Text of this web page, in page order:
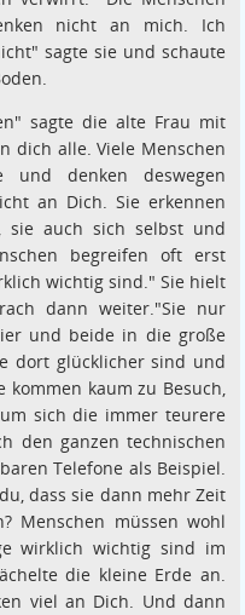
nicht an mich. Ich
sagte sie und schaute
sagte die alte Frau mit
dich alle. Viele Menschen
denken deswegen
an Dich. Sie erkennen
auch sich selbst und
begreifen oft erst
wichtig sind." Sie hielt
dann weiter."Sie nur
und beide in die große
dort glücklicher sind und
kaum zu Besuch,
sich die immer teurere
den ganzen technischen
Telefone als Beispiel.
dass sie dann mehr Zeit
Menschen müssen wohl
wirklich wichtig sind im
die kleine Erde an.
viel an Dich. Und dann